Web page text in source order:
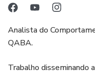
• Monitorar progresso
• Envolver pais e
Analista do
QABA.
Trabalho disseminando